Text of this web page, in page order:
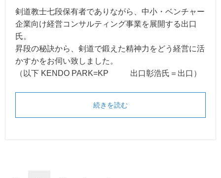
剣道教士七段保有者でありながら、中小・ベンチャー
企業向け経営コンサルティング事業を展開する出口
氏。
昇段の秘訣から、剣道で鍛えた精神力をどう経営に活
かすかをお伺い致しました。
（以下 KENDO PARK=KP 出口彰浩氏＝出口）
続きを読む